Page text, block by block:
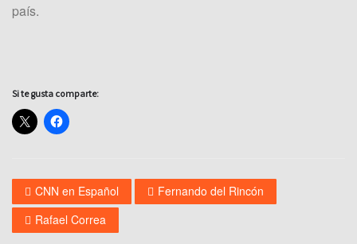
país.
Si te gusta comparte:
CNN en Español
Fernando del Rincón
Rafael Correa